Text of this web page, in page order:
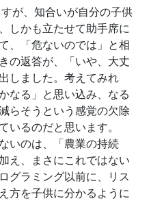
が、知合いが自分の子供
しかも立たせて助手席に
、「危ないのでは」と相
の返答が、「いや、大丈
しました。考えてみれ
なる」と思い込み、なる
らそうという感覚の欠除
いるのだと思います。
いのは、「農業の持続
え、まさにこれではない
グラミング以前に、リス
方を子供に分かるように